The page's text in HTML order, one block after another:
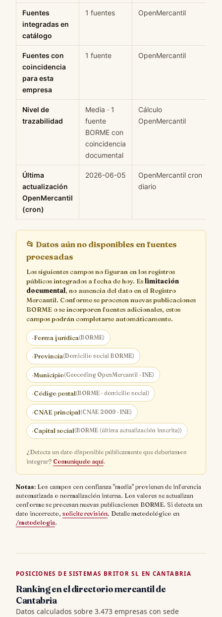
Fuentes
integradas en
catálogo
1 fuentes OpenMercantil
Fuentes con
coincidencia
para esta
empresa
1 fuente OpenMercantil
Nivel de
trazabilidad
Media · 1
fuente
BORME con
coincidencia
documental
Cálculo
OpenMercantil
Última
actualización
OpenMercantil
(cron)
2026-06-05
OpenMercantil cron
diario
📂 Datos aún no disponibles en fuentes
procesadas
Los siguientes campos no figuran en los registros
públicos integrados a fecha de hoy. Eslimitación
documental, no ausencia del dato en el Registro
Mercantil. Conforme se procesen nuevas publicaciones
BORME o se incorporen fuentes adicionales, estos
campos podrán completarse automáticamente.
·Forma jurídica(BORME)
·Provincia(Domicilio social BORME)
·Municipio(Geocoding OpenMercantil · INE)
·Código postal(BORME · domicilio social)
·CNAE principal(CNAE 2009 · INE)
·Capital social(BORME (última actualización inscrita))
¿Detecta un dato disponible públicamente que deberíamos
integrar? Comuníquelo aquí.
Notas: Los campos con confianza "media" provienen de inferencia
automatizada o normalización interna. Los valores se actualizan
conforme se procesan nuevas publicaciones BORME. Si detecta un
dato incorrecto, solicite revisión. Detalle metodológico en
/metodologia.
POSICIONES DE SISTEMAS BRITOR SL EN CANTABRIA
Ranking en el directorio mercantil de
Cantabria
Datos calculados sobre 3.473 empresas con sede